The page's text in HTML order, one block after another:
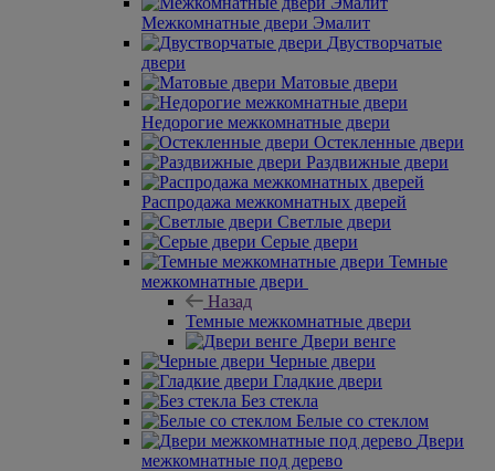
Межкомнатные двери Эмалит
Двустворчатые
двери
Матовые двери
Недорогие межкомнатные двери
Остекленные двери
Раздвижные двери
Распродажа межкомнатных дверей
Светлые двери
Серые двери
Темные
межкомнатные двери
Назад
Темные межкомнатные двери
Двери венге
Черные двери
Гладкие двери
Без стекла
Белые со стеклом
Двери
межкомнатные под дерево